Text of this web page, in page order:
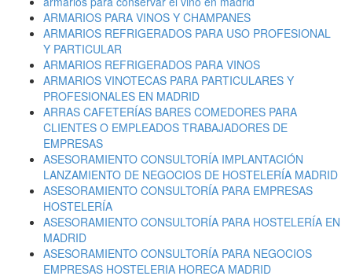
ARMARIOS PARA VINOS Y CHAMPANES
ARMARIOS REFRIGERADOS PARA USO PROFESIONAL
Y PARTICULAR
ARMARIOS REFRIGERADOS PARA VINOS
ARMARIOS VINOTECAS PARA PARTICULARES Y
PROFESIONALES EN MADRID
ARRAS CAFETERÍAS BARES COMEDORES PARA
CLIENTES O EMPLEADOS TRABAJADORES DE
EMPRESAS
ASESORAMIENTO CONSULTORÍA IMPLANTACIÓN
LANZAMIENTO DE NEGOCIOS DE HOSTELERÍA MADRID
ASESORAMIENTO CONSULTORÍA PARA EMPRESAS
HOSTELERÍA
ASESORAMIENTO CONSULTORÍA PARA HOSTELERÍA EN
MADRID
ASESORAMIENTO CONSULTORÍA PARA NEGOCIOS
EMPRESAS HOSTELERIA HORECA MADRID